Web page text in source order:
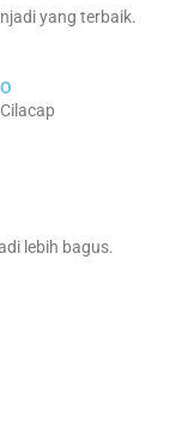
yang terbaik.
lebih bagus.